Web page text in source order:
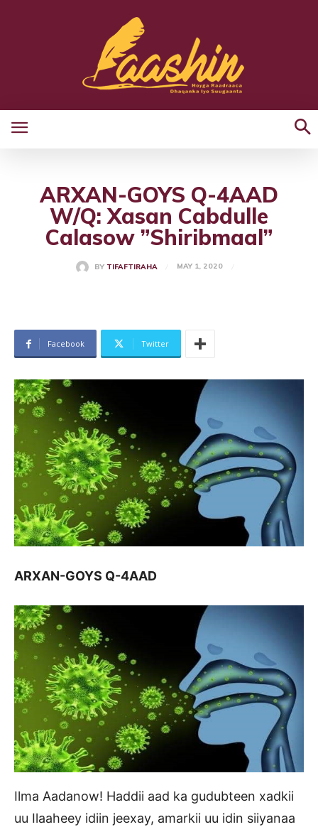
ARXAN-GOYS Q-4AAD
W/Q: Xasan Cabdulle
Calasow ”Shiribmaal”
BY TIFAFTIRAHA MAY 1, 2020
Facebook Twitter
ARXAN-GOYS Q-4AAD
Ilma Aadanow! Haddii aad ka gudubteen xadkii
uu Ilaaheey idiin jeexay, amarkii uu idin siiyanaa